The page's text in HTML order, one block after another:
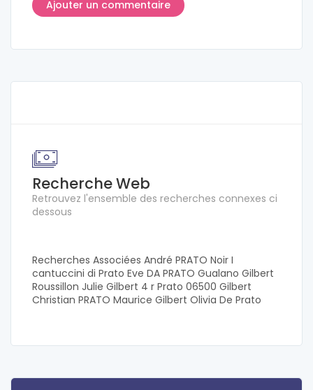
Recherche Web
Retrouvez l'ensemble des recherches connexes ci
dessous
Recherches Associées André PRATO Noir I
cantuccini di Prato Eve DA PRATO Gualano Gilbert
Roussillon Julie Gilbert 4 r Prato 06500 Gilbert
Christian PRATO Maurice Gilbert Olivia De Prato